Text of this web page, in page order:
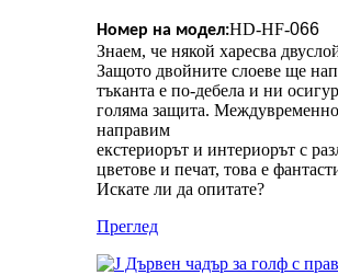
Номер на модел:HD-HF-066
Знаем, че някой харесва
Защото двойните слоеве ще
тъканта е по-дебела и ни
голяма защита.
направим
екстериорът и интериорът с
цветове и печат, това е
Искате ли да опитате?
Преглед